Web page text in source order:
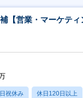
【営業・マーケテ
祝休み 休日120日以上